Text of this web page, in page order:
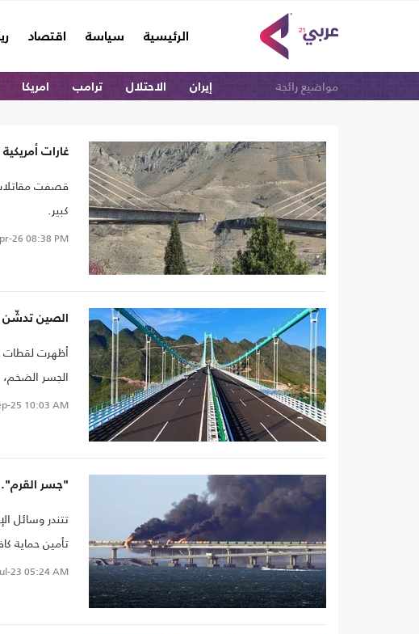
الرئيسية
(current) سياسة اقتصاد
مواضيع رائجة إيران الاحتلال ترامب امريكا
غارات
كبير.
26 08:38 PM
الصين تدشّن
أظهرت لقطات
الجسر الضخم،
25 10:03 AM
"جسر
تتندر وسائل
تأمين حماية
23 05:24 AM